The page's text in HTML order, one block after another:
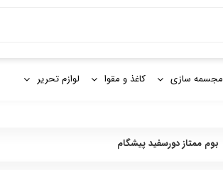
مجسمه سازی کاغذ و مقوا لوازم تحریر
بوم ممتاز دورسفید پیشگام